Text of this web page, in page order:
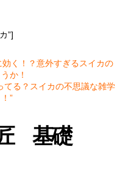
”]
く！？意外すぎるスイカの
か！
てる？スイカの不思議な雑学
”
基礎